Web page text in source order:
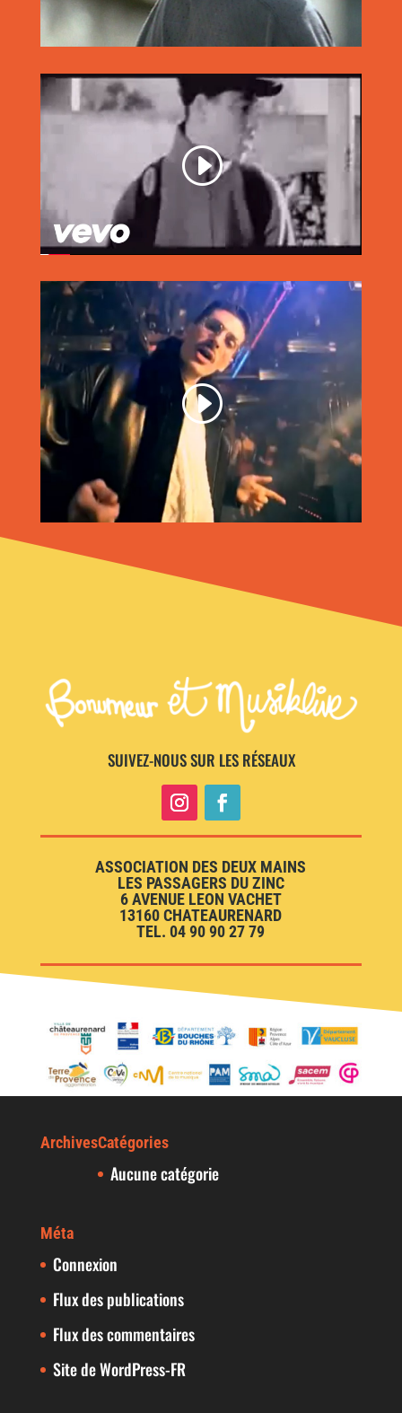
SUIVEZ-NOUS SUR LES RÉSEAUX
ASSOCIATION DES DEUX MAINS
LES PASSAGERS DU ZINC
6 AVENUE LEON VACHET
13160 CHATEAURENARD
TEL. 04 90 90 27 79
ArchivesCatégories
Aucune catégorie
Méta
Connexion
Flux des publications
Flux des commentaires
Site de WordPress-FR